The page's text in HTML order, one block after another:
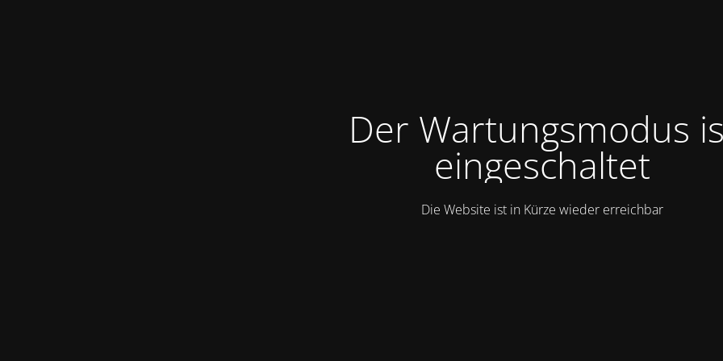
Der Wartungsmodus
eingeschaltet
Die Website ist in Kürze wieder erreichbar